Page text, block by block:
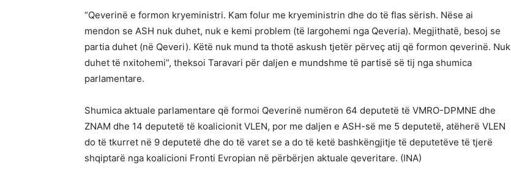
“Qeverinë e formon kryeministri. Kam folur me kryeministrin dhe do të flas sërish. Nëse ai
mendon se ASH nuk duhet, nuk e kemi problem (të largohemi nga Qeveria). Megjithatë, besoj se
partia duhet (në Qeveri). Këtë nuk mund ta thotë askush tjetër përveç atij që formon qeverinë. Nuk
duhet të nxitohemi”, theksoi Taravari për daljen e mundshme të partisë së tij nga shumica
parlamentare.
Shumica aktuale parlamentare që formoi Qeverinë numëron 64 deputetë të VMRO-DPMNE dhe
ZNAM dhe 14 deputetë të koalicionit VLEN, por me daljen e ASH-së me 5 deputetë, atëherë VLEN
do të tkurret në 9 deputetë dhe do të varet se a do të ketë bashkëngjitje të deputetëve të tjerë
shqiptarë nga koalicioni Fronti Evropian në përbërjen aktuale qeveritare. (INA)